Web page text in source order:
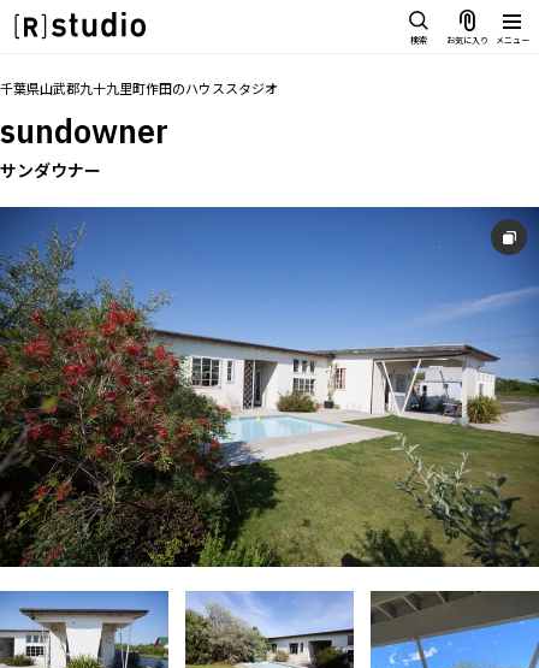
検索 お気に入り メニュー
雰囲気で探したい
SCENE
部屋ごとに写真で見比べたい
VARIATION
ひとつのスタジオであれもこれも
LOCATION
カフェやオフィスなどロケシーンも
SIZE&PRICE
広さと利用料金で探す
ALL FILTER
すべての選択肢からスタジオを探す
スタジオを探す
雰囲気で探したい
SCENE
VARIATION
ひとつのスタジオであれもこれも
LOCATION
カフェやオフィスなどロケシーンも
SIZE&PRICE
広さと利用料金で探す
ALL FILTER
すべての選択肢からスタジオを探す
スタジオ一覧
マップから探す
お気に入り
特集
トップ 料金 設備 オプション
千葉県山武郡九十九里町作田のハウススタジオ
sundowner
サンダウナー